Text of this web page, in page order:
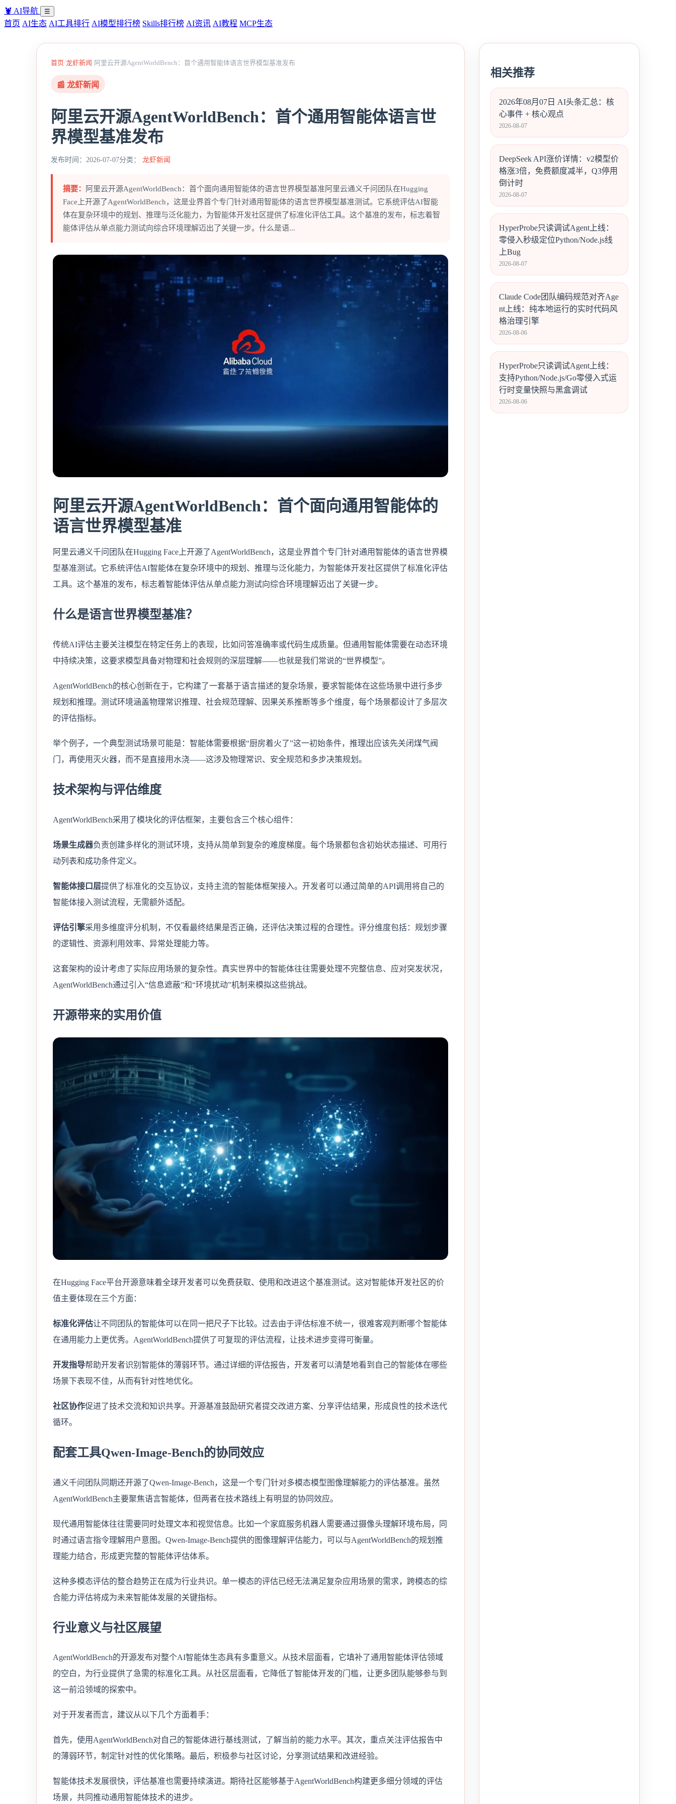
🦞 AI导航 ☰
首页 AI生态 AI工具排行 AI模型排行榜 Skills排行榜 AI资讯 AI教程 MCP生态
首页/龙虾新闻 / 阿里云开源AgentWorldBench：首个通用智能体语言世界模型基准发布
📰 龙虾新闻
阿里云开源AgentWorldBench：首个通用智能体语言世
界模型基准发布
发布时间：2026-07-07分类： 龙虾新闻
摘要：
阿里云开源AgentWorldBench：首个面向通用智能体的语言世界模型基准阿里云通义千问团队在Hugging
Face上开源了AgentWorldBench，这是业界首个专门针对通用智能体的语言世界模型基准测试。它系统评估AI智能
体在复杂环境中的规划、推理与泛化能力，为智能体开发社区提供了标准化评估工具。这个基准的发布，标志着智
能体评估从单点能力测试向综合环境理解迈出了关键一步。什么是语...
阿里云开源AgentWorldBench：首个面向通用智能体的
语言世界模型基准
阿里云通义千问团队在Hugging Face上开源了AgentWorldBench，这是业界首个专门针对通用智能体的语言世界模
型基准测试。它系统评估AI智能体在复杂环境中的规划、推理与泛化能力，为智能体开发社区提供了标准化评估
工具。这个基准的发布，标志着智能体评估从单点能力测试向综合环境理解迈出了关键一步。
什么是语言世界模型基准？
传统AI评估主要关注模型在特定任务上的表现，比如问答准确率或代码生成质量。但通用智能体需要在动态环境
中持续决策，这要求模型具备对物理和社会规则的深层理解——也就是我们常说的“世界模型”。
AgentWorldBench的核心创新在于，它构建了一套基于语言描述的复杂场景，要求智能体在这些场景中进行多步
规划和推理。测试环境涵盖物理常识推理、社会规范理解、因果关系推断等多个维度，每个场景都设计了多层次
的评估指标。
举个例子，一个典型测试场景可能是：智能体需要根据“厨房着火了”这一初始条件，推理出应该先关闭煤气阀
门，再使用灭火器，而不是直接用水浇——这涉及物理常识、安全规范和多步决策规划。
技术架构与评估维度
AgentWorldBench采用了模块化的评估框架，主要包含三个核心组件：
场景生成器负责创建多样化的测试环境，支持从简单到复杂的难度梯度。每个场景都包含初始状态描述、可用行
动列表和成功条件定义。
智能体接口层提供了标准化的交互协议，支持主流的智能体框架接入。开发者可以通过简单的API调用将自己的
智能体接入测试流程，无需额外适配。
评估引擎采用多维度评分机制，不仅看最终结果是否正确，还评估决策过程的合理性。评分维度包括：规划步骤
的逻辑性、资源利用效率、异常处理能力等。
这套架构的设计考虑了实际应用场景的复杂性。真实世界中的智能体往往需要处理不完整信息、应对突发状况，
AgentWorldBench通过引入“信息遮蔽”和“环境扰动”机制来模拟这些挑战。
开源带来的实用价值
在Hugging Face平台开源意味着全球开发者可以免费获取、使用和改进这个基准测试。这对智能体开发社区的价
值主要体现在三个方面：
标准化评估让不同团队的智能体可以在同一把尺子下比较。过去由于评估标准不统一，很难客观判断哪个智能体
在通用能力上更优秀。AgentWorldBench提供了可复现的评估流程，让技术进步变得可衡量。
开发指导帮助开发者识别智能体的薄弱环节。通过详细的评估报告，开发者可以清楚地看到自己的智能体在哪些
场景下表现不佳，从而有针对性地优化。
社区协作促进了技术交流和知识共享。开源基准鼓励研究者提交改进方案、分享评估结果，形成良性的技术迭代
循环。
配套工具Qwen-Image-Bench的协同效应
通义千问团队同期还开源了Qwen-Image-Bench，这是一个专门针对多模态模型图像理解能力的评估基准。虽然
AgentWorldBench主要聚焦语言智能体，但两者在技术路线上有明显的协同效应。
现代通用智能体往往需要同时处理文本和视觉信息。比如一个家庭服务机器人需要通过摄像头理解环境布局，同
时通过语言指令理解用户意图。Qwen-Image-Bench提供的图像理解评估能力，可以与AgentWorldBench的规划推
理能力结合，形成更完整的智能体评估体系。
这种多模态评估的整合趋势正在成为行业共识。单一模态的评估已经无法满足复杂应用场景的需求，跨模态的综
合能力评估将成为未来智能体发展的关键指标。
行业意义与社区展望
AgentWorldBench的开源发布对整个AI智能体生态具有多重意义。从技术层面看，它填补了通用智能体评估领域
的空白，为行业提供了急需的标准化工具。从社区层面看，它降低了智能体开发的门槛，让更多团队能够参与到
这一前沿领域的探索中。
对于开发者而言，建议从以下几个方面着手：
首先，使用AgentWorldBench对自己的智能体进行基线测试，了解当前的能力水平。其次，重点关注评估报告中
的薄弱环节，制定针对性的优化策略。最后，积极参与社区讨论，分享测试结果和改进经验。
智能体技术发展很快，评估基准也需要持续演进。期待社区能够基于AgentWorldBench构建更多细分领域的评估
场景，共同推动通用智能体技术的进步。
相关推荐
2026年08月07日 AI头条汇总：核
心事件 + 核心观点
2026-08-07
DeepSeek API涨价详情：v2模型价
格涨3倍，免费额度减半，Q3停用
倒计时
2026-08-07
HyperProbe只读调试Agent上线：
零侵入秒级定位Python/Node.js线
上Bug
2026-08-07
Claude Code团队编码规范对齐Age
nt上线：纯本地运行的实时代码风
格治理引擎
2026-08-06
HyperProbe只读调试Agent上线：
支持Python/Node.js/Go零侵入式运
行时变量快照与黑盒调试
2026-08-06